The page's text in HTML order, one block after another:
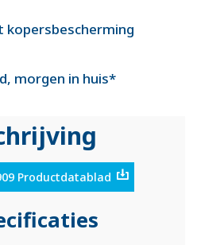
kopersbescherming
morgen in huis*
Productdatablad